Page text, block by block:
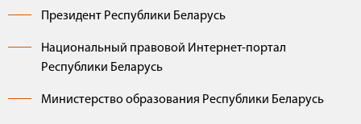
Президент Республики Беларусь
Национальный правовой Интернет-портал
Республики Беларусь
Министерство образования Республики Беларусь